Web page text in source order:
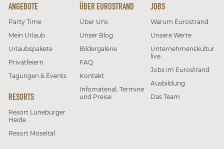
ANGEBOTE
Party Time
Mein Urlaub
Urlaubspakete
Privatfeiern
Tagungen & Events
RESORTS
Resort Lüneburger
Heide
Resort Moseltal
ÜBER EUROSTRAND
Über Uns
Unser Blog
Bildergalerie
FAQ
Kontakt
Infomaterial, Termine
und Preise
JOBS
Warum Eurostrand
Unsere Werte
Unternehmenskultur
live
Jobs im Eurostrand
Ausbildung
Das Team